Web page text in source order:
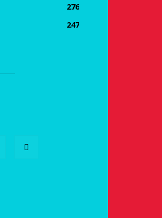
276
247